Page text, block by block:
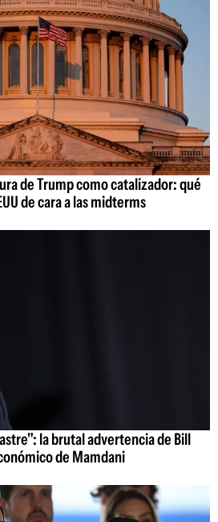
de Trump como catalizador: qué
de cara a las midterms
la brutal advertencia de Bill
de Mamdani